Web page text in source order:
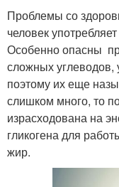
Проблемы со
человек
Особенно опасны
сложных углеводов,
поэтому их еще
слишком много, то
израсходована на
гликогена для
жир.